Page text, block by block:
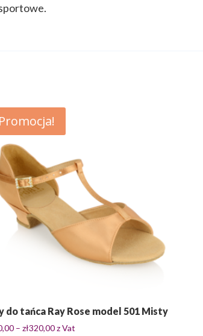
Promocja!
do tańca Ray Rose model 501 Misty
– zł320,00Zakres
z Vat